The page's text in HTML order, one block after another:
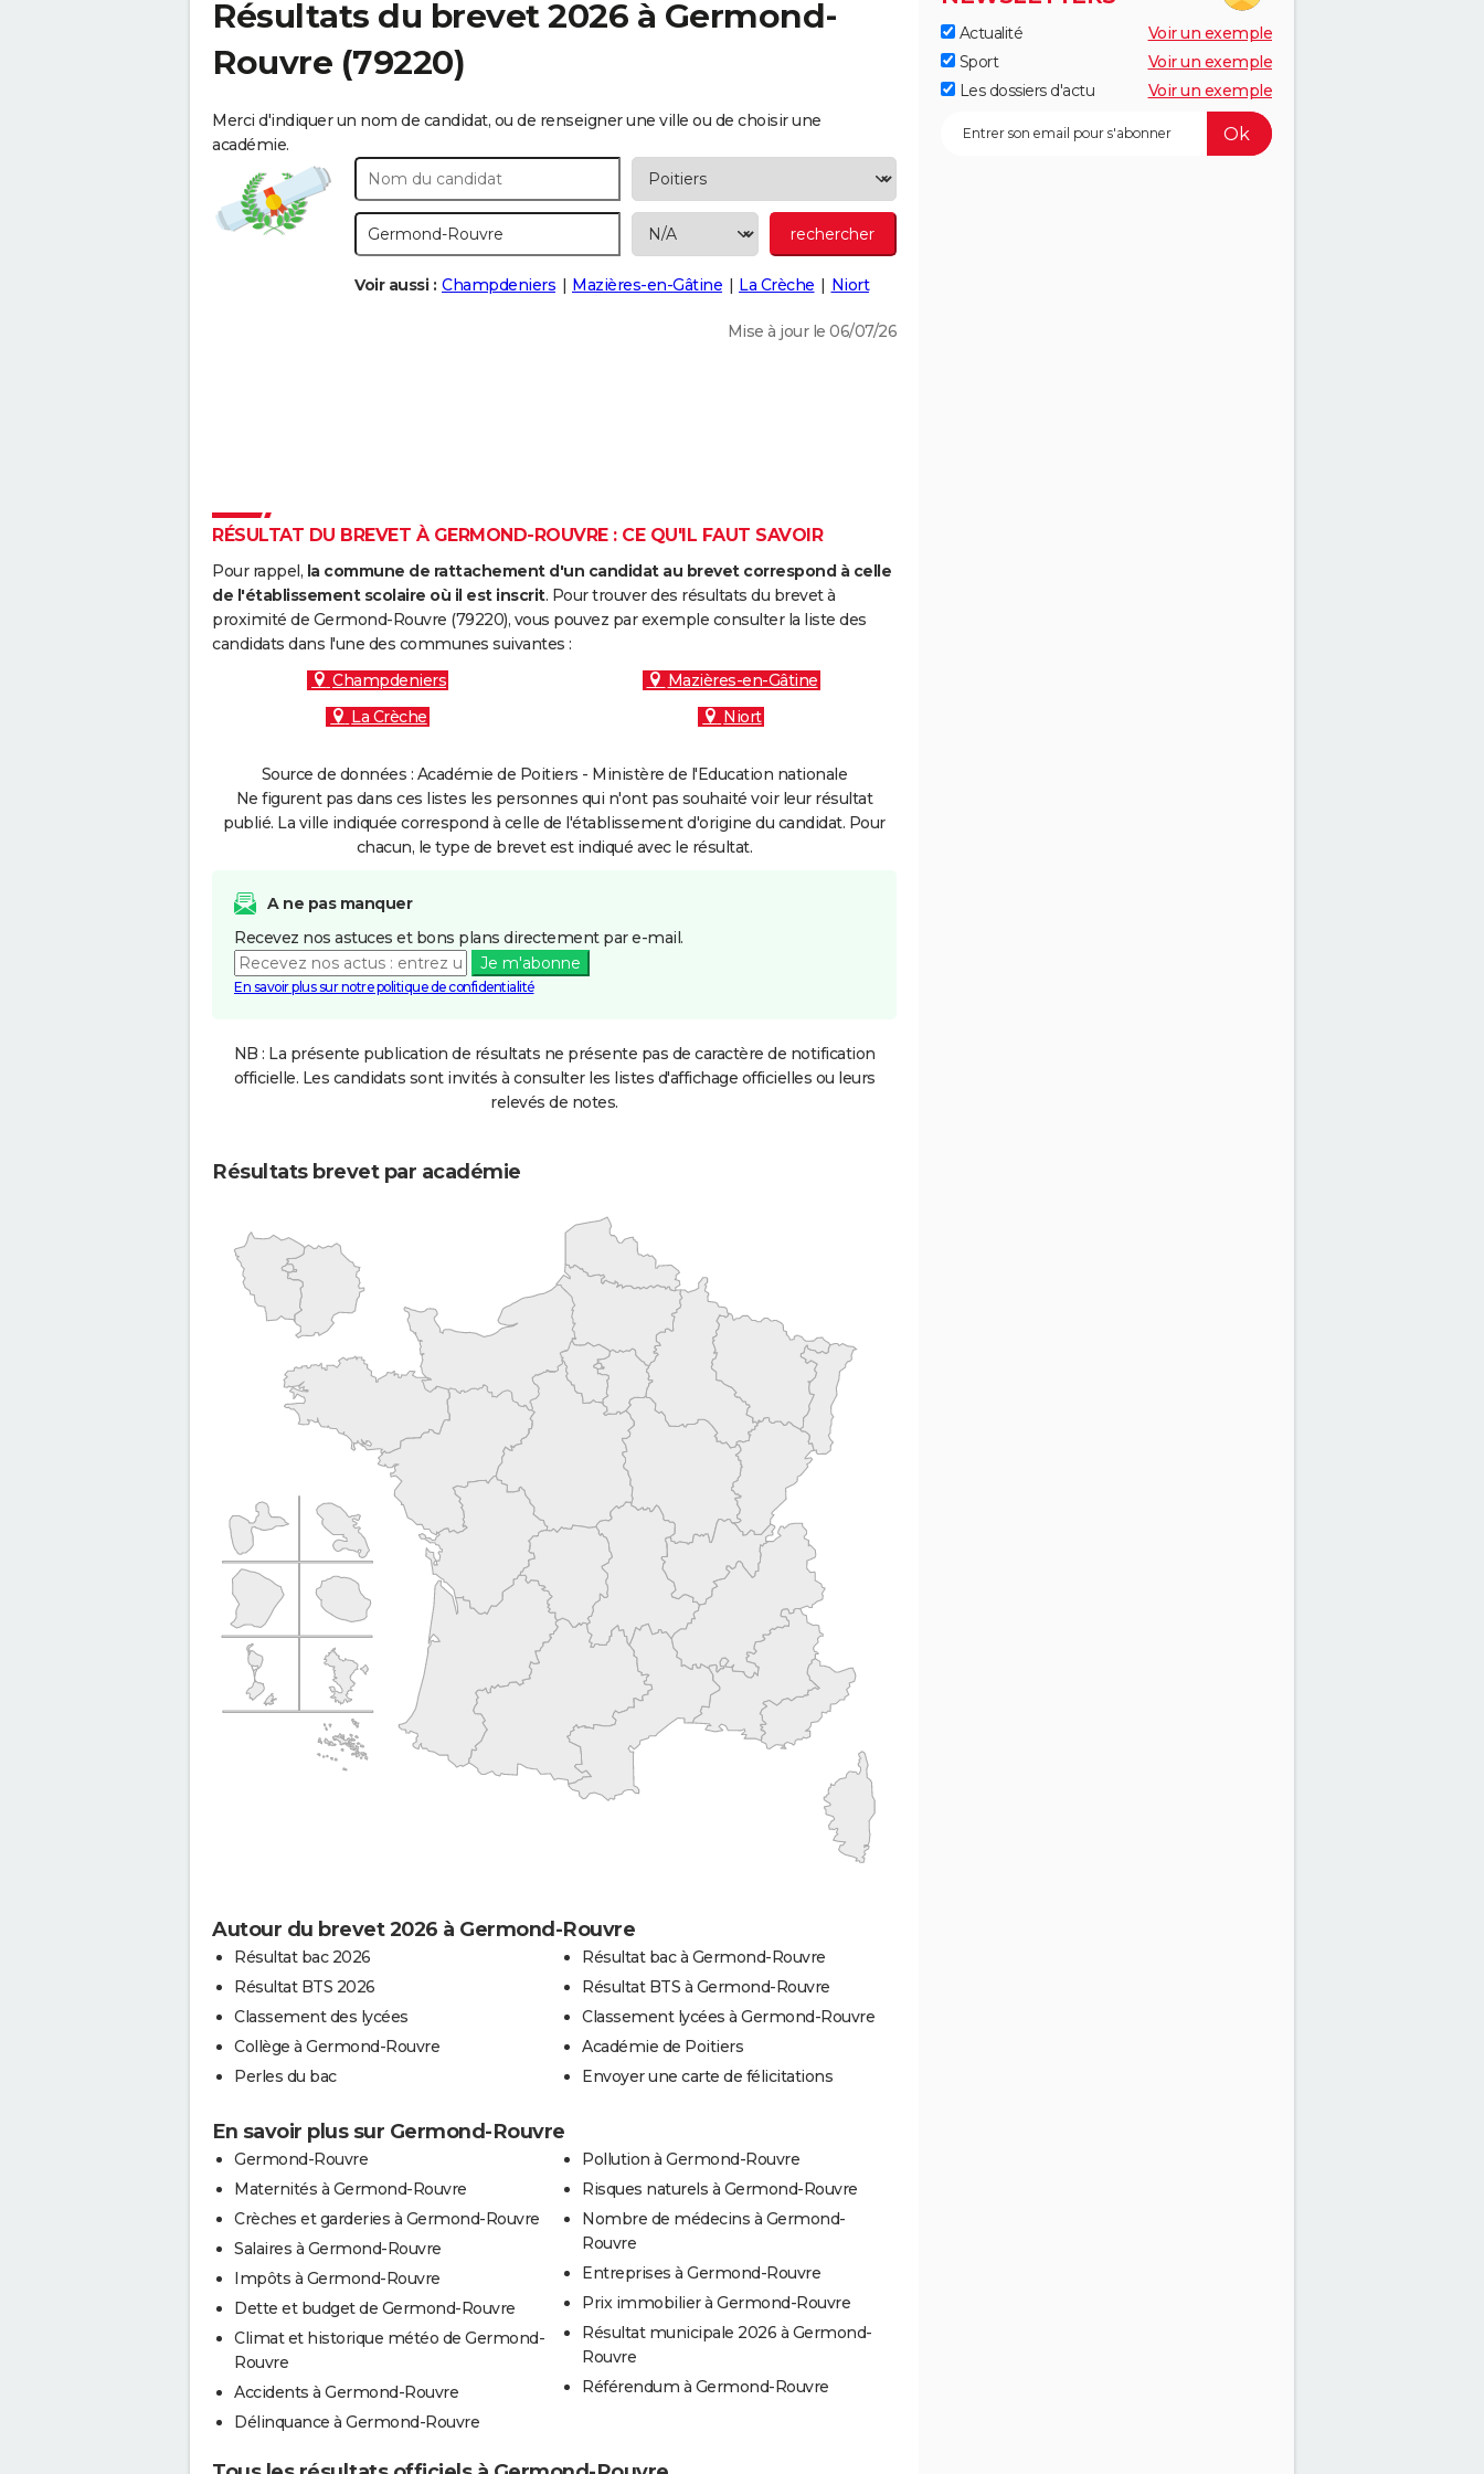
Résultats du brevet 2026 à Germond-
Rouvre (79220)
Merci d'indiquer un nom de candidat, ou de renseigner une ville ou de choisir une
académie.
Voir aussi : Champdeniers Mazières-en-Gâtine La Crèche Niort
Mise à jour le 06/07/26
RÉSULTAT DU BREVET À GERMOND-ROUVRE : CE QU'IL FAUT SAVOIR
Pour rappel, la commune de rattachement d'un candidat au brevet correspond à celle
de l'établissement scolaire où il est inscrit. Pour trouver des résultats du brevet à
proximité de Germond-Rouvre (79220), vous pouvez par exemple consulter la liste des
candidats dans l'une des communes suivantes :
Champdeniers
Mazières-en-Gâtine
La Crèche
Niort
Source de données : Académie de Poitiers - Ministère de l'Education nationale
Ne figurent pas dans ces listes les personnes qui n'ont pas souhaité voir leur résultat
publié. La ville indiquée correspond à celle de l'établissement d'origine du candidat. Pour
chacun, le type de brevet est indiqué avec le résultat.
A ne pas manquer
Recevez nos astuces et bons plans directement par e-mail.
Je m'abonne
En savoir plus sur notre politique de confidentialité
NB : La présente publication de résultats ne présente pas de caractère de notification
officielle. Les candidats sont invités à consulter les listes d'affichage officielles ou leurs
relevés de notes.
Résultats brevet par académie
Autour du brevet 2026 à Germond-Rouvre
Résultat bac 2026
Résultat BTS 2026
Classement des lycées
Collège à Germond-Rouvre
Perles du bac
Résultat bac à Germond-Rouvre
Résultat BTS à Germond-Rouvre
Classement lycées à Germond-Rouvre
Académie de Poitiers
Envoyer une carte de félicitations
En savoir plus sur Germond-Rouvre
Germond-Rouvre
Maternités à Germond-Rouvre
Crèches et garderies à Germond-Rouvre
Salaires à Germond-Rouvre
Impôts à Germond-Rouvre
Dette et budget de Germond-Rouvre
Climat et historique météo de Germond-
Rouvre
Accidents à Germond-Rouvre
Délinquance à Germond-Rouvre
Pollution à Germond-Rouvre
Risques naturels à Germond-Rouvre
Nombre de médecins à Germond-
Rouvre
Entreprises à Germond-Rouvre
Prix immobilier à Germond-Rouvre
Résultat municipale 2026 à Germond-
Rouvre
Référendum à Germond-Rouvre
Actualité
Voir un exemple
Sport
Voir un exemple
Les dossiers d'actu
Voir un exemple